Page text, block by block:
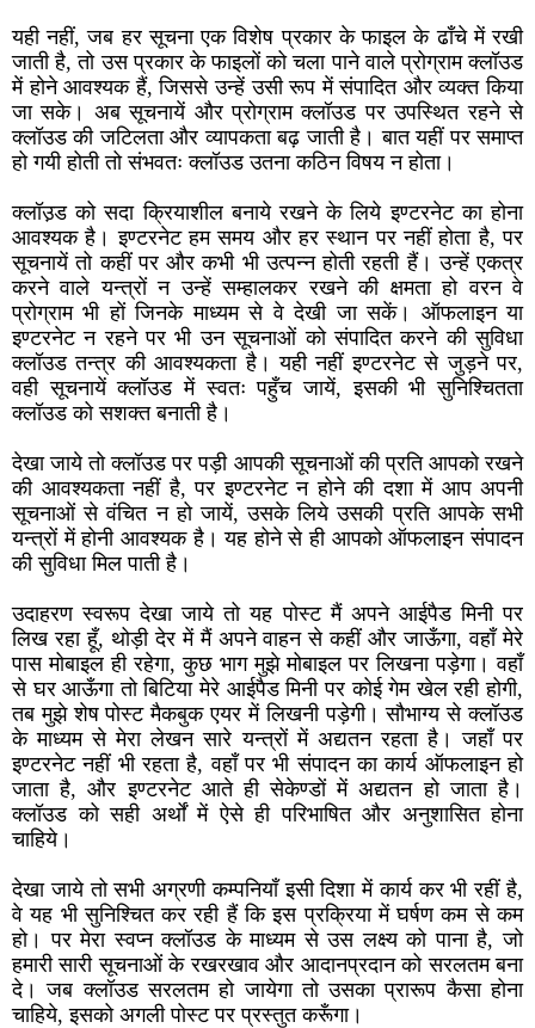
यही नहीं, जब हर सूचना एक विशेष प्रकार के फाइल के ढाँचे में रखी
जाती है, तो उस प्रकार के फाइलों को चला पाने वाले प्रोग्राम क्लॉउड
में होने आवश्यक हैं, जिससे उन्हें उसी रूप में संपादित और व्यक्त किया
जा सके। अब सूचनायें और प्रोग्राम क्लॉउड पर उपस्थित रहने से
क्लॉउड की जटिलता और व्यापकता बढ़ जाती है। बात यहीं पर समाप्त
हो गयी होती तो संभवतः क्लॉउड उतना कठिन विषय न होता।
क्लॉउ़ड को सदा क्रियाशील बनाये रखने के लिये इण्टरनेट का होना
आवश्यक है। इण्टरनेट हम समय और हर स्थान पर नहीं होता है, पर
सूचनायें तो कहीं पर और कभी भी उत्पन्न होती रहती हैं। उन्हें एकत्र
करने वाले यन्त्रों न उन्हें सम्हालकर रखने की क्षमता हो वरन वे
प्रोग्राम भी हों जिनके माध्यम से वे देखी जा सकें। ऑफलाइन या
इण्टरनेट न रहने पर भी उन सूचनाओं को संपादित करने की सुविधा
क्लॉउड तन्त्र की आवश्यकता है। यही नहीं इण्टरनेट से जुड़ने पर,
वही सूचनायें क्लॉउड में स्वतः पहुँच जायें, इसकी भी सुनिश्चितता
क्लॉउड को सशक्त बनाती है।
देखा जाये तो क्लॉउड पर पड़ी आपकी सूचनाओं की प्रति आपको रखने
की आवश्यकता नहीं है, पर इण्टरनेट न होने की दशा में आप अपनी
सूचनाओं से वंचित न हो जायें, उसके लिये उसकी प्रति आपके सभी
यन्त्रों में होनी आवश्यक है। यह होने से ही आपको ऑफलाइन संपादन
की सुविधा मिल पाती है।
उदाहरण स्वरूप देखा जाये तो यह पोस्ट मैं अपने आईपैड मिनी पर
लिख रहा हूँ, थोड़ी देर में मैं अपने वाहन से कहीं और जाऊँगा, वहाँ मेरे
पास मोबाइल ही रहेगा, कुछ भाग मुझे मोबाइल पर लिखना पड़ेगा। वहाँ
से घर आऊँगा तो बिटिया मेरे आईपैड मिनी पर कोई गेम खेल रही होगी,
तब मुझे शेष पोस्ट मैकबुक एयर में लिखनी पड़ेगी। सौभाग्य से क्लॉउड
के माध्यम से मेरा लेखन सारे यन्त्रों में अद्यतन रहता है। जहाँ पर
इण्टरनेट नहीं भी रहता है, वहाँ पर भी संपादन का कार्य ऑफलाइन हो
जाता है, और इण्टरनेट आते ही सेकेण्डों में अद्यतन हो जाता है।
क्लॉउड को सही अर्थों में ऐसे ही परिभाषित और अनुशासित होना
चाहिये।
देखा जाये तो सभी अग्रणी कम्पनियाँ इसी दिशा में कार्य कर भी रहीं है,
वे यह भी सुनिश्चित कर रही हैं कि इस प्रक्रिया में घर्षण कम से कम
हो। पर मेरा स्वप्न क्लॉउड के माध्यम से उस लक्ष्य को पाना है, जो
हमारी सारी सूचनाओं के रखरखाव और आदानप्रदान को सरलतम बना
दे। जब क्लॉउड सरलतम हो जायेगा तो उसका प्रारूप कैसा होना
चाहिये, इसको अगली पोस्ट पर प्रस्तुत करूँगा।